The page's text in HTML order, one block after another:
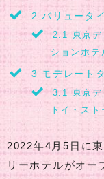
2 バリュータ
2.1 東京
ションホテ
3 モデレート
3.1 東京デ
トイ・ス
2022年4月5日に
リーホテルがオー